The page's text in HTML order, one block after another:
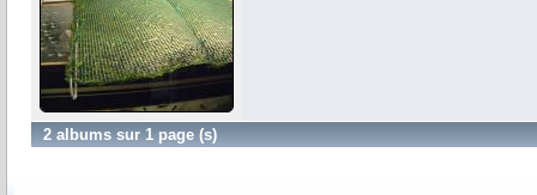
2 albums sur 1 page (s)